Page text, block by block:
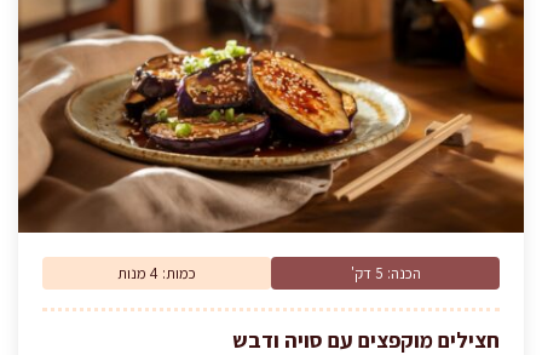
הכנה: 5 דק' כמות: 4 מנות
חצילים מוקפצים עם סויה ודבש